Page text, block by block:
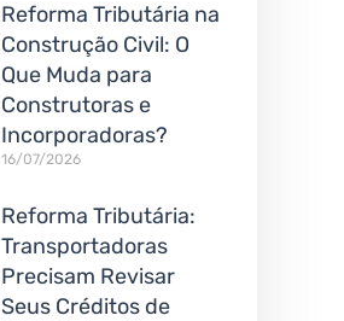
Reforma Tributária na
Construção Civil: O
Que Muda para
Construtoras e
Incorporadoras?
16/07/2026
Reforma Tributária:
Transportadoras
Precisam Revisar
Seus Créditos de